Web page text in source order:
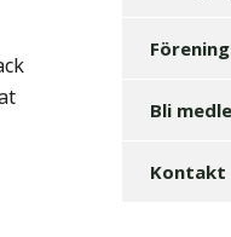
Bli
Kontakt